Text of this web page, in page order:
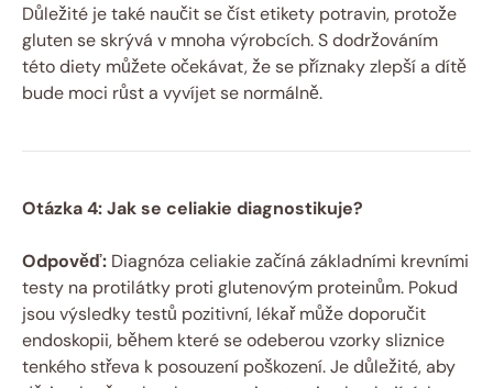
Důležité je také naučit se číst etikety potravin, protože
gluten se skrývá v mnoha výrobcích. S dodržováním
této diety můžete očekávat, že se příznaky zlepší a dítě
bude moci růst a vyvíjet se normálně.
Otázka 4: Jak se celiakie diagnostikuje?
Odpověď: Diagnóza celiakie začíná základními krevními
testy na protilátky proti glutenovým proteinům. Pokud
jsou výsledky testů pozitivní, lékař může doporučit
endoskopii, během které se odeberou vzorky sliznice
tenkého střeva k posouzení poškození. Je důležité, aby